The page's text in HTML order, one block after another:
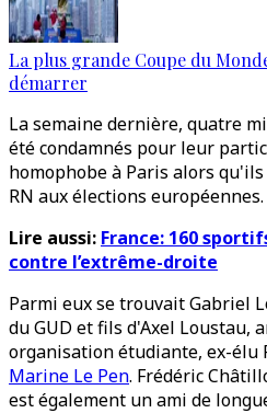
La plus grande Coupe du
démarrer
La semaine dernière, quatre
été condamnés pour leur
homophobe à Paris alors
RN aux élections européennes.
Lire aussi: France: 160
contre l’extrême-droite
Parmi eux se trouvait Gabriel
du GUD et fils d'Axel Loustau,
organisation étudiante, ex-élu
Marine Le Pen. Frédéric
est également un ami de